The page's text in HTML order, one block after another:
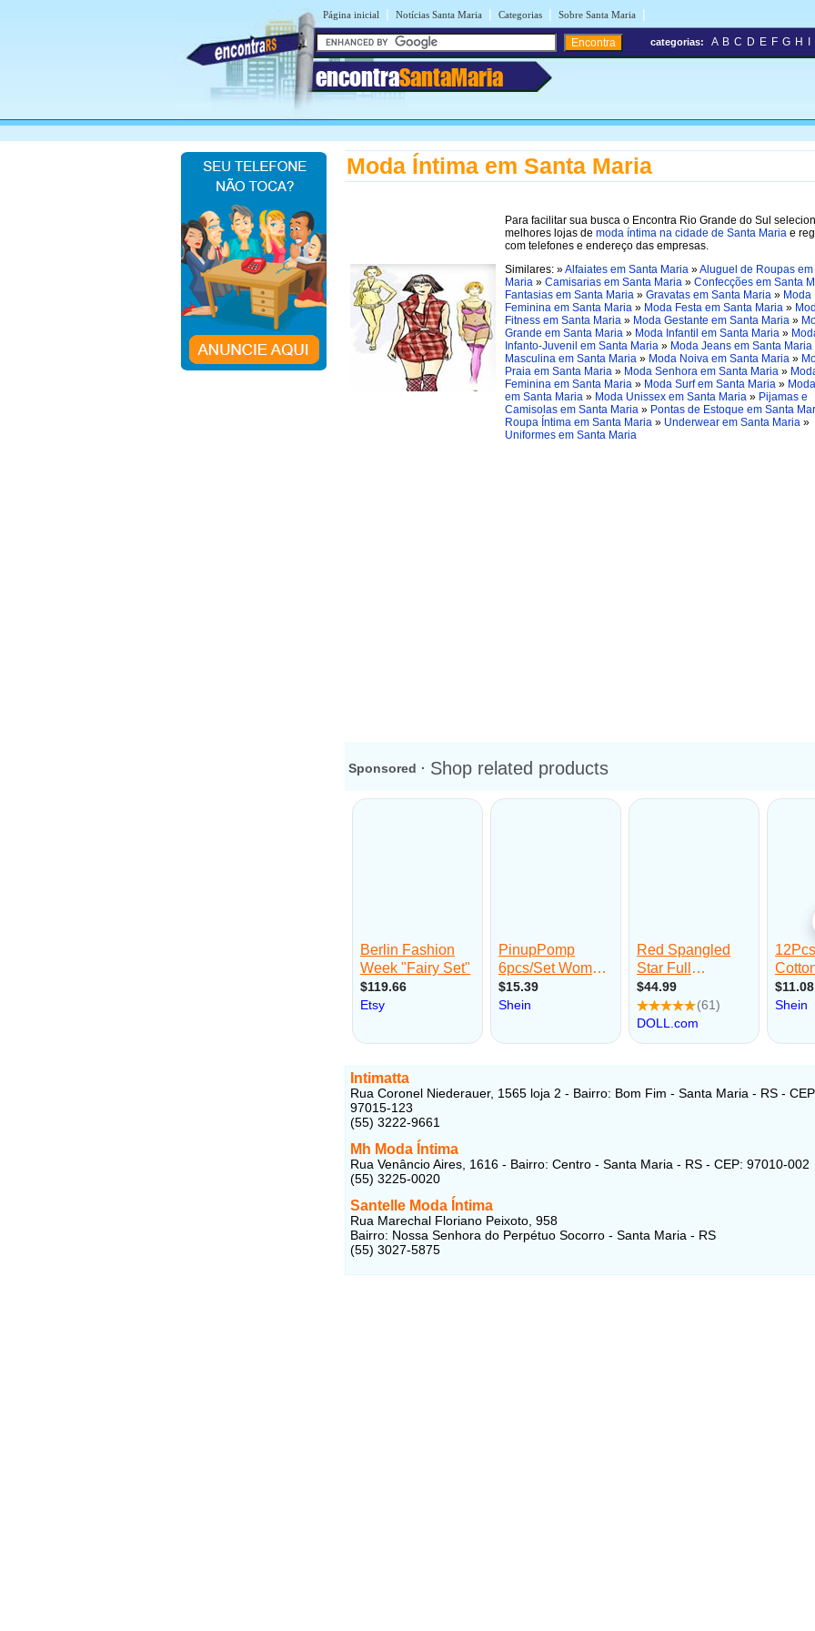
Página inicial | Notícias Santa Maria | Categorias | Sobre Santa Maria |
encontraSantaMaria
categorias: A B C D E F G H
Moda Íntima em Santa Maria
Para facilitar sua busca o Encontra Rio Grande do Sul
melhores lojas de moda íntima na cidade de Santa Maria e
com telefones e endereço das empresas.
Similares: »Alfaiates em Santa Maria »Aluguel de Roupas
Maria » Camisarias em Santa Maria » Confecções em Santa
Fantasias em Santa Maria » Gravatas em Santa Maria » Moda
Feminina em Santa Maria » Moda Festa em Santa Maria »
Fitness em Santa Maria » Moda Gestante em Santa Maria »
Grande em Santa Maria » Moda Infantil em Santa Maria »
Infanto-Juvenil em Santa Maria » Moda Jeans em Santa Maria
Masculina em Santa Maria » Moda Noiva em Santa Maria »
Praia em Santa Maria » Moda Senhora em Santa Maria »
Feminina em Santa Maria » Moda Surf em Santa Maria »
em Santa Maria » Moda Unissex em Santa Maria » Pijamas e
Camisolas em Santa Maria » Pontas de Estoque em Santa
Roupa Íntima em Santa Maria » Underwear em Santa Maria »
Uniformes em Santa Maria
Intimatta
Rua Coronel Niederauer, 1565 loja 2 - Bairro: Bom Fim - Santa Maria - RS -
97015-123
(55) 3222-9661
Mh Moda Íntima
Rua Venâncio Aires, 1616 - Bairro: Centro - Santa Maria - RS - CEP: 97010-002
(55) 3225-0020
Santelle Moda Íntima
Rua Marechal Floriano Peixoto, 958
Bairro: Nossa Senhora do Perpétuo Socorro - Santa Maria - RS
(55) 3027-5875